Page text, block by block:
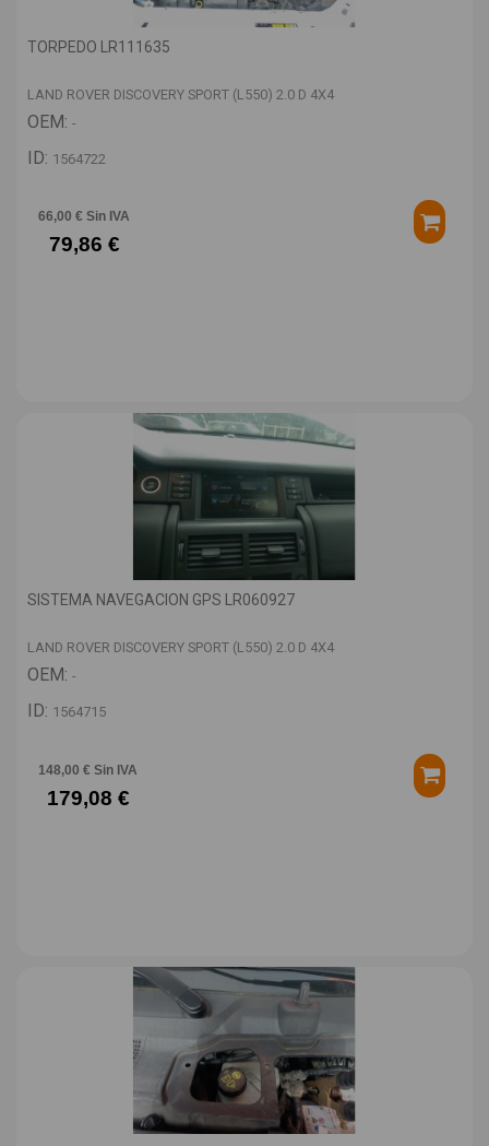
TORPEDO LR111635
LAND ROVER DISCOVERY SPORT (L550) 2.0 D 4X4
OEM: -
ID: 1564722
66,00 € Sin IVA
79,86 €
SISTEMA NAVEGACION GPS LR060927
LAND ROVER DISCOVERY SPORT (L550) 2.0 D 4X4
OEM: -
ID: 1564715
148,00 € Sin IVA
179,08 €